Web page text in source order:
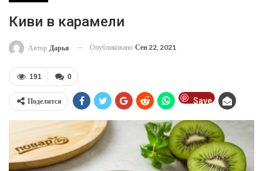
Киви в карамели
Автор Дарья Опубликовано Сен 22, 2021
0
191
Поделится Save